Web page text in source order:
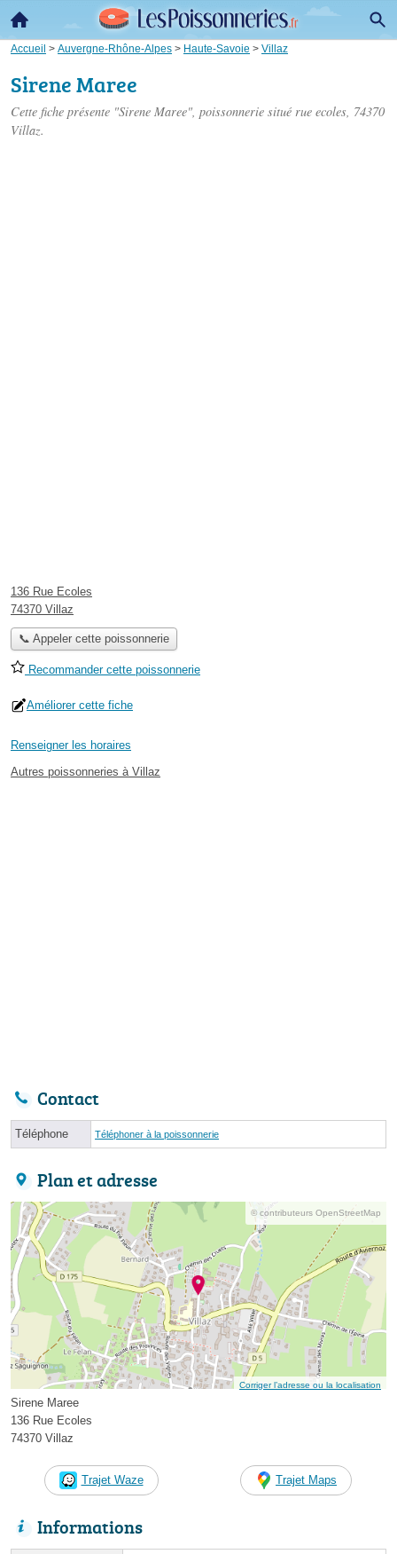
Accueil > Auvergne-Rhône-Alpes > Haute-Savoie > Villaz
Sirene Maree
Cette fiche présente "Sirene Maree", poissonnerie situé rue ecoles, 74370
Villaz.
136 Rue Ecoles
74370 Villaz
📞 Appeler cette poissonnerie
Recommander cette poissonnerie
Améliorer cette fiche
Renseigner les horaires
Autres poissonneries à Villaz
Contact
Téléphone Téléphoner à la poissonnerie
Plan et adresse
© contributeurs OpenStreetMap
Corriger l’adresse ou la localisation
Sirene Maree
136 Rue Ecoles
74370 Villaz
Trajet Waze Trajet Maps
Informations